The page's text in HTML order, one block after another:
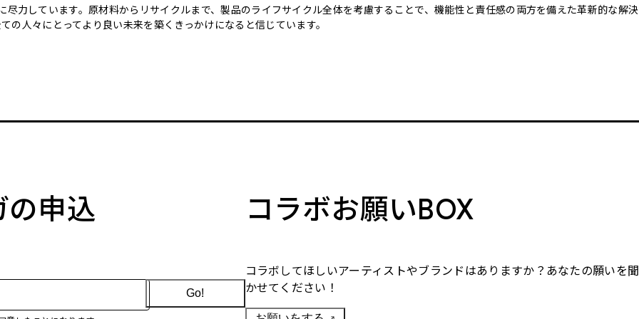
力しています。原材料からリサイクルまで、製品のライフサイクル全体を考慮することで、機能性と責任感の両方を備えた革新的な解決
人々にとってより良い未来を築くきっかけになると信じています。
の申込
Go!
コラボお願いBOX
コラボしてほしいアーティストやブランドはありますか？あなたの願いを聞
かせてください！